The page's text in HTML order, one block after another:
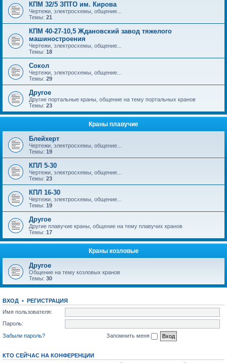
КПМ 32/5 ЗПТО им. Кирова
Чертежи, электросхемы, общение...
Темы: 21
КПМ 40-27-10,5 Ждановский завод тяжелого
машиностроения
Чертежи, электросхемы, общение...
Темы: 18
Сокол
Чертежи, электросхемы, общение...
Темы: 29
Другое
Другие портальные краны, общение на тему портальных кранов
Темы: 23
Краны плавучие
Блейхерт
Чертежи, электросхемы, общение...
Темы: 19
КПЛ 5-30
Чертежи, электросхемы, общение...
Темы: 23
КПЛ 16-30
Чертежи, электросхемы, общение...
Темы: 19
Другое
Другие плавучие краны, общение на тему плавучих кранов
Темы: 17
Краны козловые
Другое
Общение на тему козловых кранов
Темы: 30
ВХОД • РЕГИСТРАЦИЯ
Имя пользователя:
Пароль:
Забыли пароль?
Запомнить меня
КТО СЕЙЧАС НА КОНФЕРЕНЦИИ